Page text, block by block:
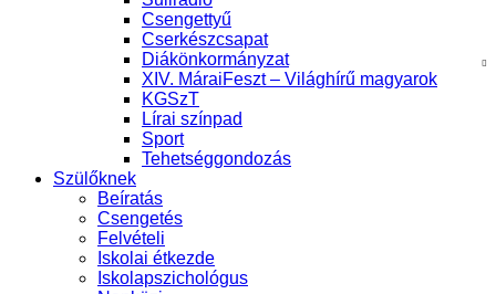
Csengettyű
Cserkészcsapat
Diákönkormányzat
XIV. MáraiFeszt – Világhírű magyarok
KGSzT
Lírai színpad
Sport
Tehetséggondozás
Szülőknek
Beíratás
Csengetés
Felvételi
Iskolai étkezde
Iskolapszichológus